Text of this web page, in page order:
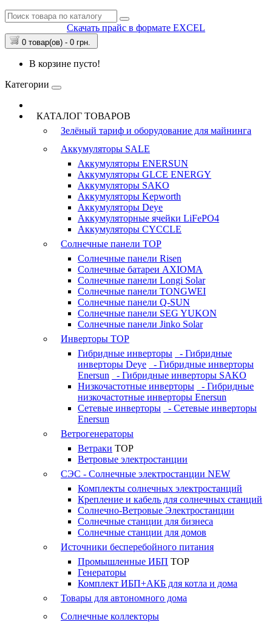
Скачать прайс в формате EXCEL
0 товар(ов) - 0 грн.
В корзине пусто!
Категории
КАТАЛОГ ТОВАРОВ
Зелёный тариф и оборудование для майнинга
Аккумуляторы SALE
Аккумуляторы ENERSUN
Аккумуляторы GLCE ENERGY
Аккумуляторы SAKO
Аккумуляторы Kepworth
Аккумуляторы Deye
Аккумуляторные ячейки LiFePO4
Аккумуляторы CYCCLE
Солнечные панели TOP
Солнечные панели Risen
Солнечные батареи AXIOMA
Солнечные панели Longi Solar
Солнечные панели TONGWEI
Солнечные панели Q-SUN
Солнечные панели SEG YUKON
Солнечные панели Jinko Solar
Инверторы TOP
Гибридные инверторы
- Гибридные
инверторы Deye
- Гибридные инверторы
Enersun
- Гибридные инверторы SAKO
Низкочастотные инверторы
- Гибридные
низкочастотные инверторы Enersun
Сетевые инверторы
- Сетевые инверторы
Enersun
Ветрогенераторы
Ветраки TOP
Ветровые электростанции
СЭС - Солнечные электростанции NEW
Комплекты солнечных электростанций
Крепление и кабель для солнечных станций
Солнечно-Ветровые Электростанции
Солнечные станции для бизнеса
Солнечные станции для домов
Источники бесперебойного питания
Промышленные ИБП TOP
Генераторы
Комплект ИБП+АКБ для котла и дома
Товары для автономного дома
Солнечные коллекторы